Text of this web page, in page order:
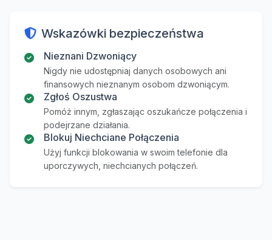
Wskazówki bezpieczeństwa
Nieznani Dzwoniący
Nigdy nie udostępniaj danych osobowych ani
finansowych nieznanym osobom dzwoniącym.
Zgłoś Oszustwa
Pomóż innym, zgłaszając oszukańcze połączenia i
podejrzane działania.
Blokuj Niechciane Połączenia
Użyj funkcji blokowania w swoim telefonie dla
uporczywych, niechcianych połączeń.